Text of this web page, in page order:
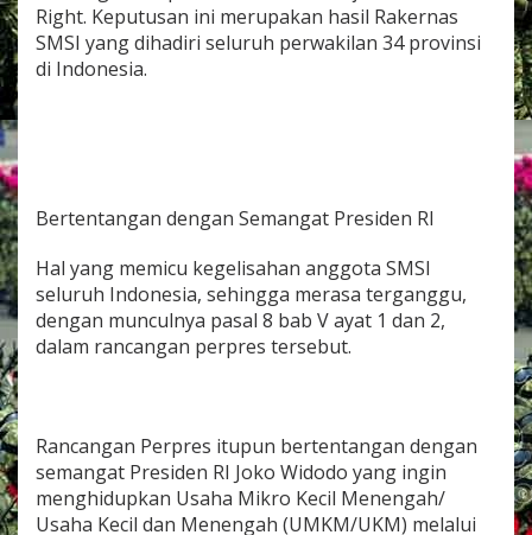
Right. Keputusan ini merupakan hasil Rakernas
SMSI yang dihadiri seluruh perwakilan 34 provinsi
di Indonesia.
Bertentangan dengan Semangat Presiden RI
Hal yang memicu kegelisahan anggota SMSI
seluruh Indonesia, sehingga merasa terganggu,
dengan munculnya pasal 8 bab V ayat 1 dan 2,
dalam rancangan perpres tersebut.
Rancangan Perpres itupun bertentangan dengan
semangat Presiden RI Joko Widodo yang ingin
menghidupkan Usaha Mikro Kecil Menengah/
Usaha Kecil dan Menengah (UMKM/UKM) melalui